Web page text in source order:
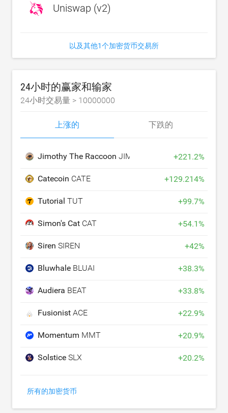
Uniswap (v2)
以及其他1个加密货币交易所
24小时的赢家和输家
24小时交易量 > 10000000
上涨的 下跌的
Jimothy The Raccoon JIMOTHY +221.2%
Catecoin CATE +129.214%
Tutorial TUT +99.7%
Simon's Cat CAT +54.1%
Siren SIREN +42%
Bluwhale BLUAI +38.3%
Audiera BEAT +33.8%
Fusionist ACE +22.9%
Momentum MMT +20.9%
Solstice SLX +20.2%
所有的加密货币